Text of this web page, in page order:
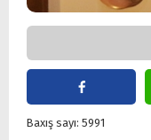
Baxış sayı: 5991